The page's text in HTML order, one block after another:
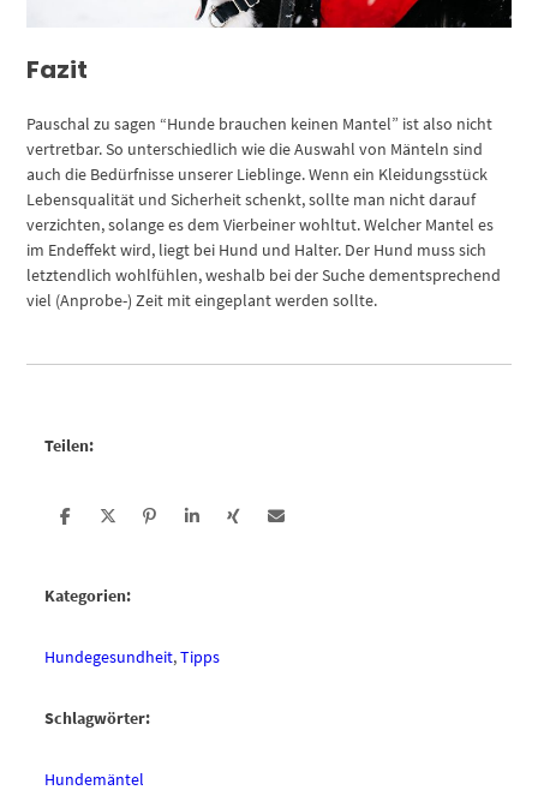
Fazit
Pauschal zu sagen “Hunde brauchen keinen Mantel” ist also nicht
vertretbar. So unterschiedlich wie die Auswahl von Mänteln sind
auch die Bedürfnisse unserer Lieblinge. Wenn ein Kleidungsstück
Lebensqualität und Sicherheit schenkt, sollte man nicht darauf
verzichten, solange es dem Vierbeiner wohltut. Welcher Mantel es
im Endeffekt wird, liegt bei Hund und Halter. Der Hund muss sich
letztendlich wohlfühlen, weshalb bei der Suche dementsprechend
viel (Anprobe-) Zeit mit eingeplant werden sollte.
Teilen:
Kategorien:
Hundegesundheit,Tipps
Schlagwörter:
Hundemäntel